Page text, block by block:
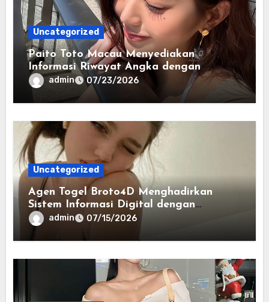
Uncategorized
Paito Toto Macau Menyediakan
Informasi Riwayat Angka dengan
Format yang Lebih Sederhana
admin 07/23/2026
Uncategorized
Agen Togel Broto4D Menghadirkan
Sistem Informasi Digital dengan
Navigasi yang Lebih Efisien
admin 07/15/2026